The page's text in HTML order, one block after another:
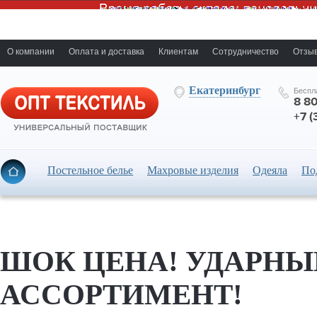
О компании Оплата и доставка Клиентам Сотрудничество
Екатеринбург
8
+7
Постельное белье Махровые изделия Одеяла
ШОК ЦЕНА!
АССОРТИМЕНТ!